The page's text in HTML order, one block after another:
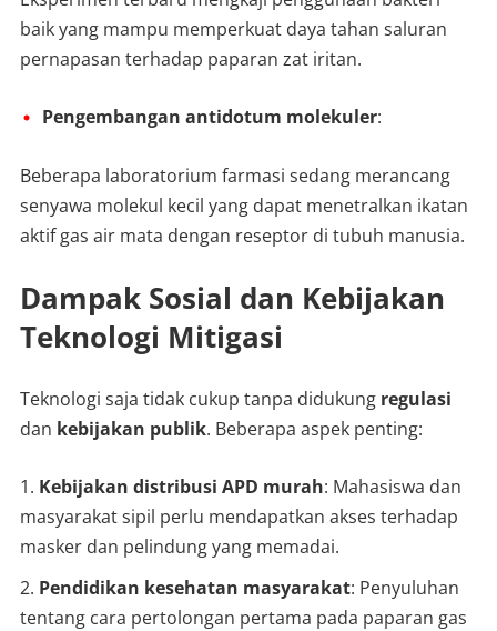
baik yang mampu memperkuat daya tahan saluran
pernapasan terhadap paparan zat iritan.
Pengembangan antidotum molekuler:
Beberapa laboratorium farmasi sedang merancang
senyawa molekul kecil yang dapat menetralkan ikatan
aktif gas air mata dengan reseptor di tubuh manusia.
Dampak Sosial dan Kebijakan
Teknologi Mitigasi
Teknologi saja tidak cukup tanpa didukung regulasi
dan kebijakan publik. Beberapa aspek penting:
Kebijakan distribusi APD murah: Mahasiswa dan
masyarakat sipil perlu mendapatkan akses terhadap
masker dan pelindung yang memadai.
Pendidikan kesehatan masyarakat: Penyuluhan
tentang cara pertolongan pertama pada paparan gas